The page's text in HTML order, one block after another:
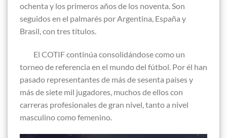
ochenta y los primeros años de los noventa. Son
seguidos en el palmarés por Argentina, España y
Brasil, con tres títulos.
El COTIF continúa consolidándose como un
torneo de referencia en el mundo del fútbol. Por él han
pasado representantes de más de sesenta países y
más de siete mil jugadores, muchos de ellos con
carreras profesionales de gran nivel, tanto a nivel
masculino como femenino.